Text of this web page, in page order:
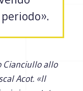
Cianciullo allo
Acot. «Il